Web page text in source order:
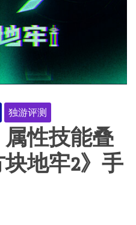
独游评测
性技能叠
地牢2》手